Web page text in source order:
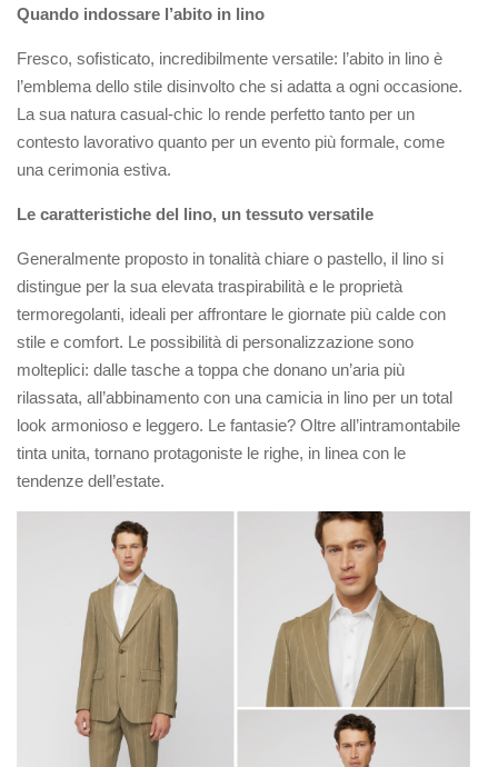
Quando indossare l’abito in lino
Fresco, sofisticato, incredibilmente versatile: l’abito in lino è
l’emblema dello stile disinvolto che si adatta a ogni occasione.
La sua natura casual-chic lo rende perfetto tanto per un
contesto lavorativo quanto per un evento più formale, come
una cerimonia estiva.
Le caratteristiche del lino, un tessuto versatile
Generalmente proposto in tonalità chiare o pastello, il lino si
distingue per la sua elevata traspirabilità e le proprietà
termoregolanti, ideali per affrontare le giornate più calde con
stile e comfort. Le possibilità di personalizzazione sono
molteplici: dalle tasche a toppa che donano un’aria più
rilassata, all’abbinamento con una camicia in lino per un total
look armonioso e leggero. Le fantasie? Oltre all’intramontabile
tinta unita, tornano protagoniste le righe, in linea con le
tendenze dell’estate.